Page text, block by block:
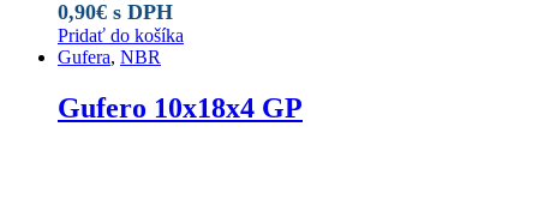
0,90€ s DPH
Pridať do košíka
Gufera, NBR
Gufero 10x18x4 GP